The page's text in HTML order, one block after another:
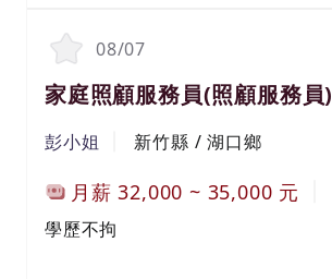
08/07
家庭照顧服務員(照顧服務員)
彭小姐 新竹縣 / 湖口鄉
月薪32,000 ~ 35,000 元
學歷不拘